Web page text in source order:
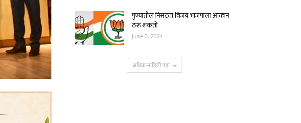
पुण्यातील निसटता विजय भाजपाला आव्हान
ठरू शकतो
June 2, 2024
अधिक माहिती पहा